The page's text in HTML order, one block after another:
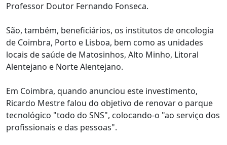
Professor Doutor Fernando Fonseca.
São, também, beneficiários, os institutos de oncologia
de Coimbra, Porto e Lisboa, bem como as unidades
locais de saúde de Matosinhos, Alto Minho, Litoral
Alentejano e Norte Alentejano.
Em Coimbra, quando anunciou este investimento,
Ricardo Mestre falou do objetivo de renovar o parque
tecnológico "todo do SNS", colocando-o "ao serviço dos
profissionais e das pessoas".